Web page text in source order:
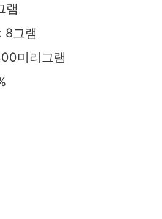
램
8그램
미리그램